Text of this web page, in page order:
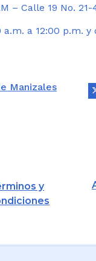
– Calle 19 No.
a 12:00 p.m.
Manizales
y